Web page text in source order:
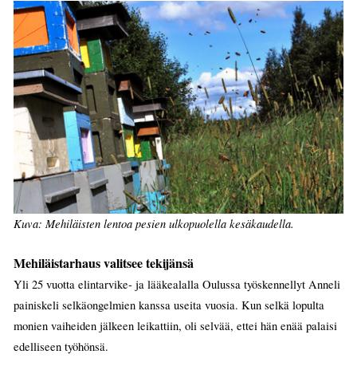
Kuva: Mehiläisten lentoa pesien ulkopuolella kesäkaudella.
Mehiläistarhaus valitsee tekijänsä
Yli 25 vuotta elintarvike- ja lääkealalla Oulussa työskennellyt Anneli
painiskeli selkäongelmien kanssa useita vuosia. Kun selkä lopulta
monien vaiheiden jälkeen leikattiin, oli selvää, ettei hän enää palaisi
edelliseen työhönsä.